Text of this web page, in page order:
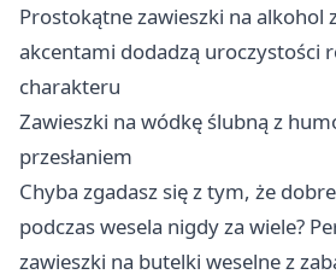
Prostokątne zawieszki na alkohol
akcentami dodadzą uroczystości
charakteru
Zawieszki na wódkę ślubną z
przesłaniem
Chyba zgadasz się z tym, że
podczas wesela nigdy za wiele?
zawieszki na butelki weselne z